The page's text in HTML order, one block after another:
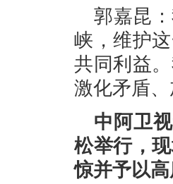
郭嘉昆
峡，维护
共同利益
激化矛盾
中阿卫
松举行，
惊并予以